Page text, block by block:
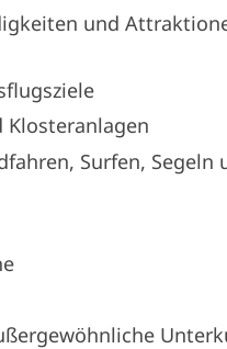
und
Klosteranlagen
Surfen, Segeln